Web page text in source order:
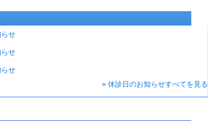
せ
せ
せ
» 休診日のお知らせすべてを見る